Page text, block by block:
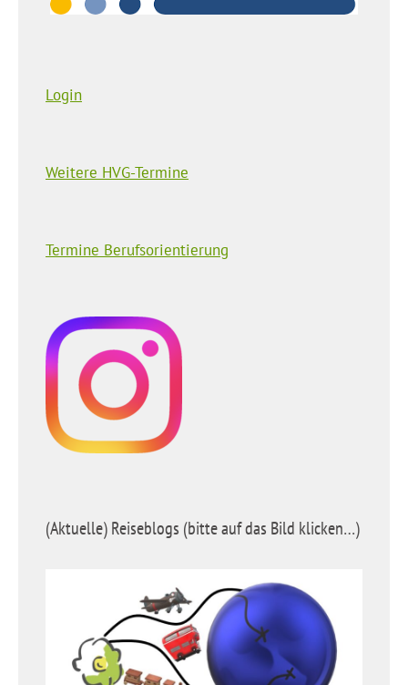
Login
Weitere HVG-Termine
Termine Berufsorientierung
(Aktuelle) Reiseblogs (bitte auf das Bild klicken…)